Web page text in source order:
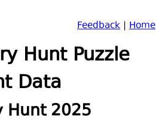
Feedback | Home
Hunt Puzzle
Data
Hunt 2025